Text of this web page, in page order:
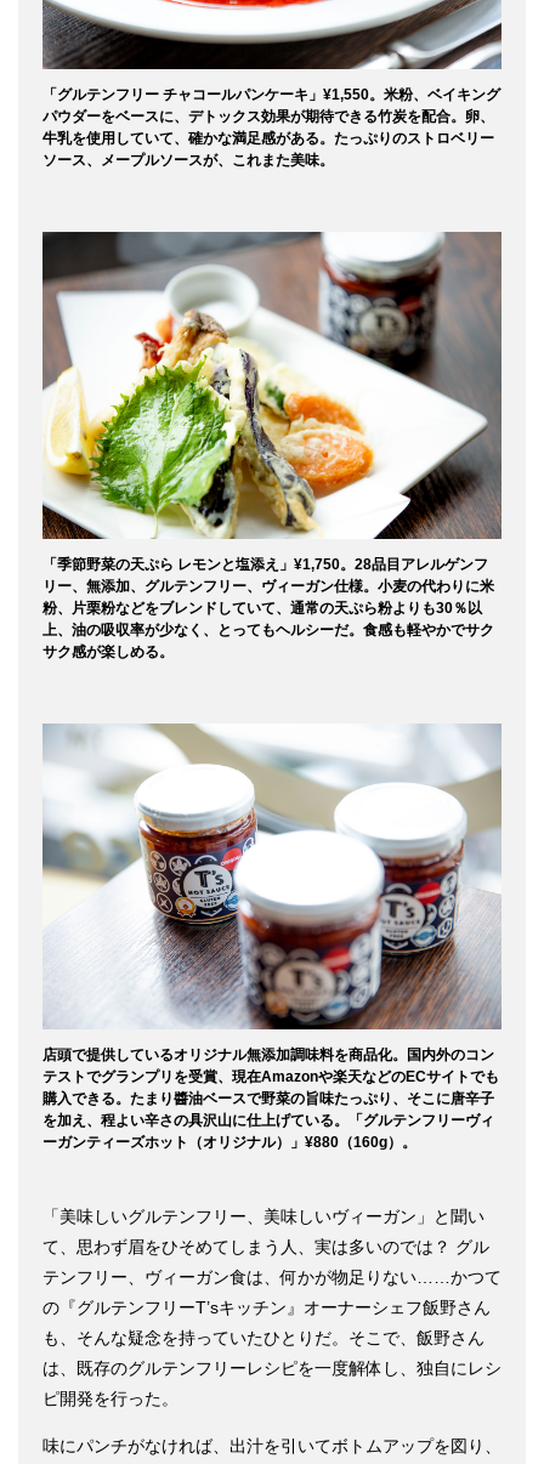
「グルテンフリー チャコールパンケーキ」¥1,550。米粉、ベイキング
パウダーをベースに、デトックス効果が期待できる竹炭を配合。卵、
牛乳を使用していて、確かな満足感がある。たっぷりのストロベリー
ソース、メープルソースが、これまた美味。
「季節野菜の天ぷら レモンと塩添え」¥1,750。28品目アレルゲンフ
リー、無添加、グルテンフリー、ヴィーガン仕様。小麦の代わりに米
粉、片栗粉などをブレンドしていて、通常の天ぷら粉よりも30％以
上、油の吸収率が少なく、とってもヘルシーだ。食感も軽やかでサク
サク感が楽しめる。
店頭で提供しているオリジナル無添加調味料を商品化。国内外のコン
テストでグランプリを受賞、現在Amazonや楽天などのECサイトでも
購入できる。たまり醬油ベースで野菜の旨味たっぷり、そこに唐辛子
を加え、程よい辛さの具沢山に仕上げている。「グルテンフリーヴィ
ーガンティーズホット（オリジナル）」¥880（160g）。
「美味しいグルテンフリー、美味しいヴィーガン」と聞い
て、思わず眉をひそめてしまう人、実は多いのでは？ グル
テンフリー、ヴィーガン食は、何かが物足りない……かつて
の『グルテンフリーT’sキッチン』オーナーシェフ飯野さん
も、そんな疑念を持っていたひとりだ。そこで、飯野さん
は、既存のグルテンフリーレシピを一度解体し、独自にレシ
ピ開発を行った。
味にパンチがなければ、出汁を引いてボトムアップを図り、